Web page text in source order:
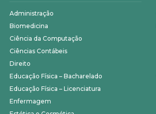
Administração
Biomedicina
Ciência da Computação
Ciências Contábeis
Direito
Educação Física – Bacharelado
Educação Física – Licenciatura
Enfermagem